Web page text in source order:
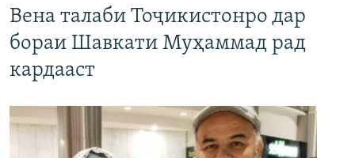
Вена талаби Тоҷикистонро дар
бораи Шавкати Муҳаммад рад
кардааст